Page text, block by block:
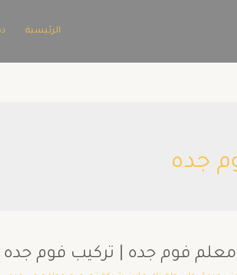
الرئيسية
جده
جده | تركيب فوم جده 0502722462